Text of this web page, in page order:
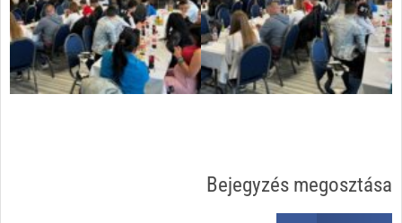
Bejegyzés megosztása